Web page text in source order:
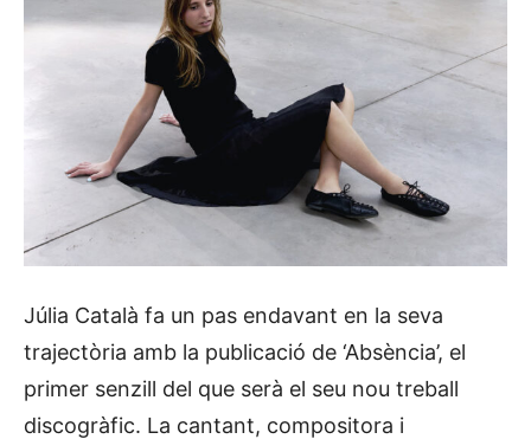
Júlia Català fa un pas endavant en la seva
trajectòria amb la publicació de ‘Absència’, el
primer senzill del que serà el seu nou treball
discogràfic. La cantant, compositora i